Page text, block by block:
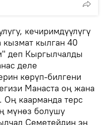
кечиримдүүлүгү
кызмат кылган 40
деп Кыргылчалды
деле
көрүп-билгени
Манаста оң жана
Оң каарманда терс
мүнөз болушу
Семетейдин эң